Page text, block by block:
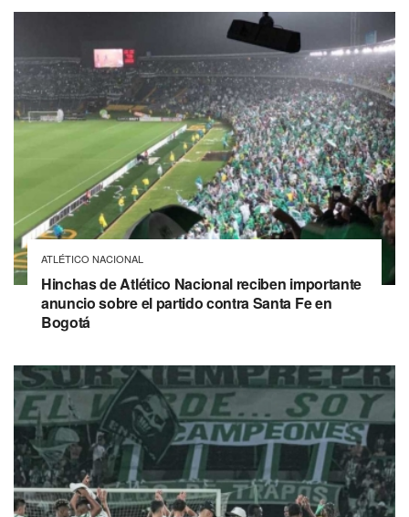
ATLÉTICO NACIONAL
Hinchas de Atlético Nacional reciben importante
anuncio sobre el partido contra Santa Fe en
Bogotá